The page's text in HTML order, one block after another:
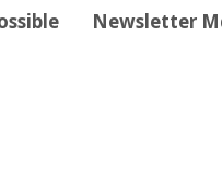
Newsletter